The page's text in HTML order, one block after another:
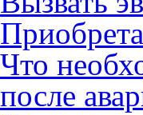
Что
после